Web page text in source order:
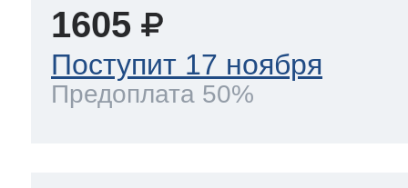
1605
Поступит 17 ноября
Предоплата 50%